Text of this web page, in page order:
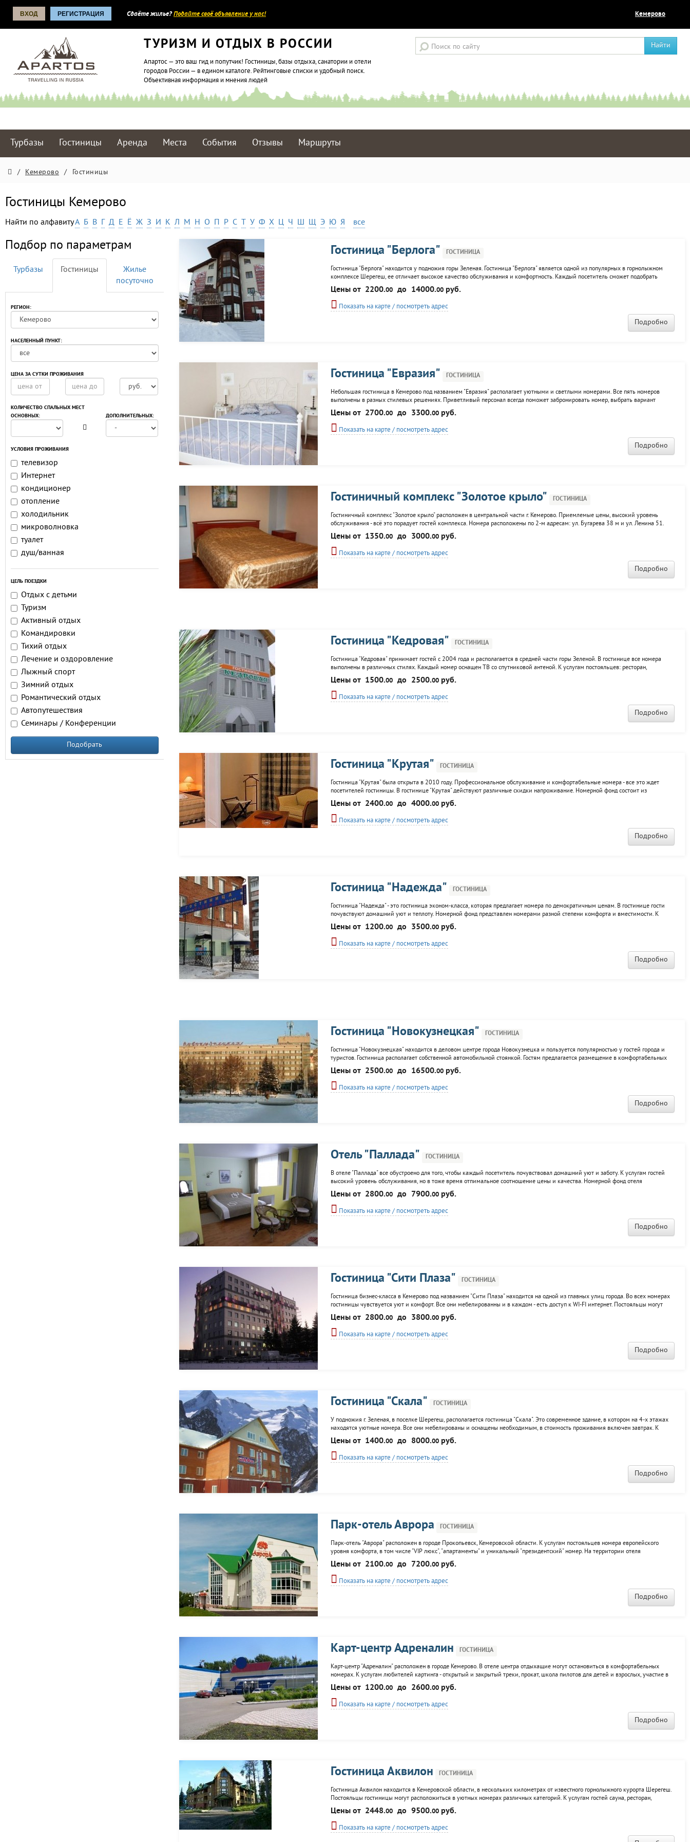
ВХОД РЕГИСТРАЦИЯ Сдаёте жилье?Подайте своё объявление у нас! Кемерово
ТУРИЗМ И ОТДЫХ В РОССИИ
Апартос — это ваш гид и попутчик! Гостиницы, базы отдыха, санатории и отели
городов России — в едином каталоге. Рейтинговые списки и удобный поиск.
Объективная информация и мнения людей
Найти
Турбазы Гостиницы Аренда Места События Отзывы Маршруты
/ Кемерово / Гостиницы
Гостиницы Кемерово
Найти по алфавитуА Б В Г Д Е Ё Ж З И К Л М Н О П Р С Т У Ф Х Ц Ч Ш Щ Э Ю Я все
Подбор по параметрам
Турбазы Гостиницы
Жилье
посуточно
РЕГИОН:
НАСЕЛЕННЫЙ ПУНКТ:
ЦЕНА ЗА СУТКИ ПРОЖИВАНИЯ
КОЛИЧЕСТВО СПАЛЬНЫХ МЕСТ
ОСНОВНЫХ:
ДОПОЛНИТЕЛЬНЫХ:
УСЛОВИЯ ПРОЖИВАНИЯ
телевизор
Интернет
кондиционер
отопление
холодильник
микроволновка
туалет
душ/ванная
ЦЕЛЬ ПОЕЗДКИ
Отдых с детьми
Туризм
Активный отдых
Командировки
Тихий отдых
Лечение и оздоровление
Лыжный спорт
Зимний отдых
Романтический отдых
Автопутешествия
Семинары / Конференции
Подобрать
Гостиница "Берлога" ГОСТИНИЦА
Гостиница "Берлога" находится у подножия горы Зеленая. Гостиница "Берлога" является одной из популярных в горнолыжном
комплексе Шерегеш, ее отличает высокое качество обслуживания и комфортность. Каждый посетитель сможет подобрать
подходящий ему номер: люкс, стандарт или апартаменты. Все они выполнены в теплотой и заботой. К услугам гостей: ресторан,
сауны, бильярд, настольный...
Цены от 2200.00 до 14000.00руб.
Показать на карте / посмотреть адрес
Подробно
Гостиница "Евразия" ГОСТИНИЦА
Небольшая гостиница в Кемерово под названием "Евразия" располагает уютными и светлыми номерами. Все пять номеров
выполнены в разных стилевых решениях. Приветливый персонал всегда поможет забронировать номер, выбрать вариант
оплаты. В номерах гостиницы есть доступ к WI-FI интернету. К услугам постояльцев сауна, кухня.
Цены от 2700.00 до 3300.00руб.
Показать на карте / посмотреть адрес
Подробно
Гостиничный комплекс "Золотое крыло" ГОСТИНИЦА
Гостиничный комплекс "Золотое крыло" расположен в центральной части г. Кемерово. Приемлемые цены, высокий уровень
обслуживания - всё это порадует гостей комплекса. Номера расположены по 2-м адресам: ул. Бугарева 38 м и ул. Ленина 51.
Все номера выполнены по дизай-проектам и каждый посетитель сможет оценить работу дизайнеров. Гости могут посетить
сауны, кафе-бар, бильярд.
Цены от 1350.00 до 3000.00руб.
Показать на карте / посмотреть адрес
Подробно
Гостиница "Кедровая" ГОСТИНИЦА
Гостиница "Кедровая" принимает гостей с 2004 года и располагается в средней части горы Зеленой. В гостинице все номера
выполнены в различных стилях. Каждый номер оснащен ТВ со спутниковой антеной. К услугам постояльцев: ресторан,
фитобочка, бильярд, экскурсионное сопровождение. Для любителей лыжного спорта недалеко расположены горнолыжные
трассы.
Цены от 1500.00 до 2500.00руб.
Показать на карте / посмотреть адрес
Подробно
Гостиница "Крутая" ГОСТИНИЦА
Гостиница "Крутая" была открыта в 2010 году. Профессиональное обслуживание и комфортабельные номера - все это ждет
посетителей гостиницы. В гостинице "Крутая" действуют различные скидки напроживание. Номерной фонд состоит из
номеров: люкс, малый люкс, стандарт. К услугам постояльцев - ресторан.
Цены от 2400.00 до 4000.00руб.
Показать на карте / посмотреть адрес
Подробно
Гостиница "Надежда" ГОСТИНИЦА
Гостиница "Надежда" - это гостиница эконом-класса, которая предлагает номера по демократичным ценам. В гостинице гости
почувствуют домашний уют и теплоту. Номерной фонд представлен номерами разной степени комфорта и вместимости. К
услугам гостей - сауны.
Цены от 1200.00 до 3500.00руб.
Показать на карте / посмотреть адрес
Подробно
Гостиница "Новокузнецкая" ГОСТИНИЦА
Гостиница "Новокузнецкая" находится в деловом центре города Новокузнецка и пользуется популярностью у гостей города и
туристов. Гостиница располагает собственной автомобильной стоянкой. Гостям предлагается размещение в комфортабельных
номерах разного класса: люксы, апартаменты, полулюксы, улучшенные, стандартные. В гостинице есть кафе, буфет, бизнес-
центр, спорт-бар, игровой клуб...
Цены от 2500.00 до 16500.00руб.
Показать на карте / посмотреть адрес
Подробно
Отель "Паллада" ГОСТИНИЦА
В отеле "Паллада" все обустроено для того, чтобы каждый посетитель почувствовал домашний уют и заботу. К услугам гостей
высокий уровень обслуживания, но в тоже время отпимальное соотношение цены и качества. Номерной фонд отеля
насчитывает 53 номера. Гостям предоставляется ряд услуг: бар, кафе, салон красоты, бильярд, сауна.
Цены от 2800.00 до 7900.00руб.
Показать на карте / посмотреть адрес
Подробно
Гостиница "Сити Плаза" ГОСТИНИЦА
Гостиница бизнес-класса в Кемерово под названием "Сити Плаза" находится на одной из главных улиц города. Во всех номерах
гостиницы чувствуется уют и комфорт. Все они мебелированны и в каждом - есть доступ к WI-FI интернет. Постояльцы могут
посетить ресторан, для деловых людей имеется конференц-зал.
Цены от 2800.00 до 3800.00руб.
Показать на карте / посмотреть адрес
Подробно
Гостиница "Скала" ГОСТИНИЦА
У подножия г. Зеленая, в поселке Шерегеш, располагается гостиница "Скала". Это современное здание, в котором на 4-х этажах
находятся уютные номера. Все они мебелированы и оснащены необходимым, в стоимость проживания включен завтрак. К
услугам постояльцев: кафе и банкетный зал; сауна.
Цены от 1400.00 до 8000.00руб.
Показать на карте / посмотреть адрес
Подробно
Парк-отель Аврора ГОСТИНИЦА
Парк-отель "Аврора" расположен в городе Прокопьевск, Кемеровской области. К услугам постояльцев номера европейского
уровня комфорта, в том числе "VIP люкс", "апартаменты" и уникальный "президентский" номер. На территории отеля
расположены ресторан и лобби-бар, теплым переходом с корпусом объединен аквацентр с саунами и бассейнами, бильярдная,
боулинг,
Цены от 2100.00 до 7200.00руб.
Показать на карте / посмотреть адрес
Подробно
Карт-центр Адреналин ГОСТИНИЦА
Карт-центр "Адреналин" расположен в городе Кемерово. В отеле центра отдыхащие могут остановиться в комфортабельных
номерах. К услугам любителей картинга - открытый и закрытый треки, прокат, школа пилотов для детей и взрослых, участие в
соревнованиях, а так же прокат велосипедов, боулинг, бильярд, тренажерный зал, пейнтбол, настольный теннис, аэрохоккей и
настольный футбол.
Цены от 1200.00 до 2600.00руб.
Показать на карте / посмотреть адрес
Подробно
Гостиница Аквилон ГОСТИНИЦА
Гостиница Аквилон находится в Кемеровской области, в нескольких километрах от известного горнолыжного курорта Шерегеш.
Постояльцы гостиницы могут расположиться в уютных номерах различных категорий. К услугам гостей сауна, ресторан,
фитоцентр.
Цены от 2448.00 до 9500.00руб.
Показать на карте / посмотреть адрес